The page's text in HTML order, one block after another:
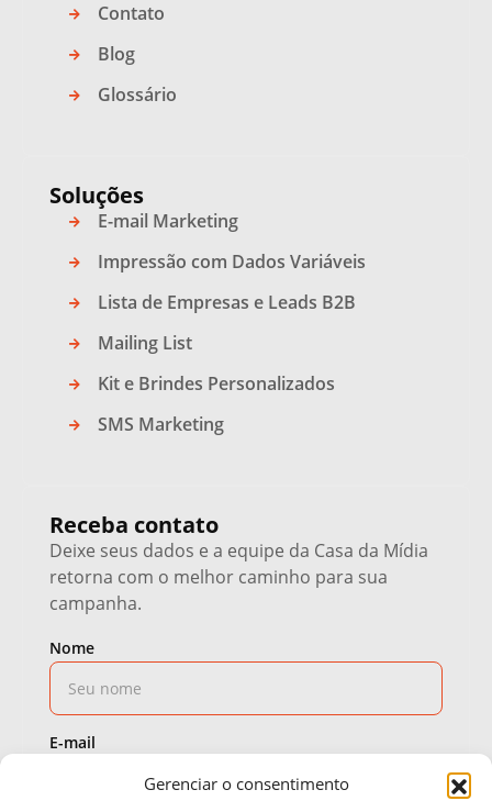
Gerenciar o consentimento
Contato
Blog
Glossário
Soluções
E-mail Marketing
Impressão com Dados Variáveis
Lista de Empresas e Leads B2B
Mailing List
Kit e Brindes Personalizados
SMS Marketing
Receba contato
Deixe seus dados e a equipe da Casa da Mídia
retorna com o melhor caminho para sua
campanha.
Nome
E-mail